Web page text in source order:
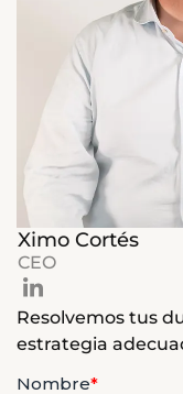
Ximo Cortés
CEO
Resolvemos tus
estrategia